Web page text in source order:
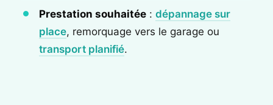
Prestation souhaitée : dépannage sur
place, remorquage vers le garage ou
transport planifié.